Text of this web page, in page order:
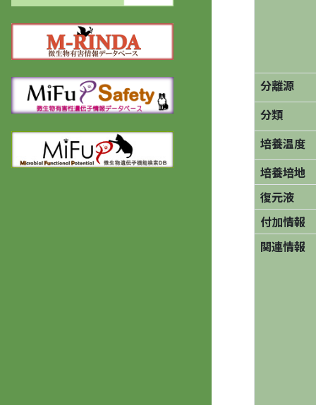
分離源
分類
培養温度
培養培地
復元液
付加情報
関連情報